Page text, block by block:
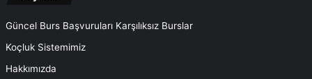
Güncel Burs Başvuruları Karşılıksız Burslar
Koçluk Sistemimiz
Hakkımızda